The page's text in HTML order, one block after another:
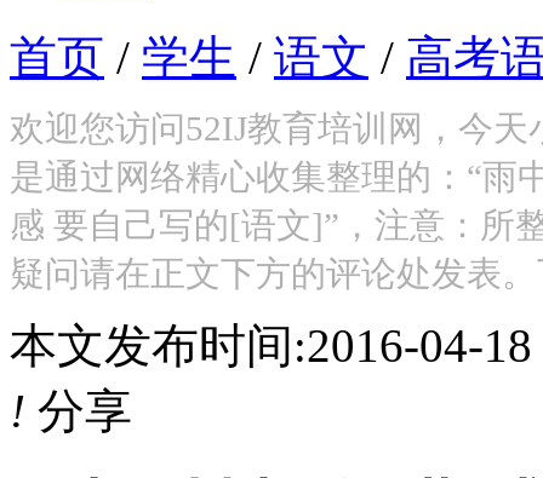
首页 / 学生 / 语文 / 高考
欢迎您访问52IJ教育培训网，今
是通过网络精心收集整理的：“雨
感 要自己写的[语文]”，注意：所
疑问请在正文下方的评论处发表
本文发布时间:2016-04-
! 分享